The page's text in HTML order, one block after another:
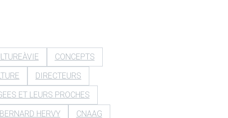
CONCEPTS
DIRECTEURS
ET LEURS PROCHES
BERNARD HERVY
CNAAG